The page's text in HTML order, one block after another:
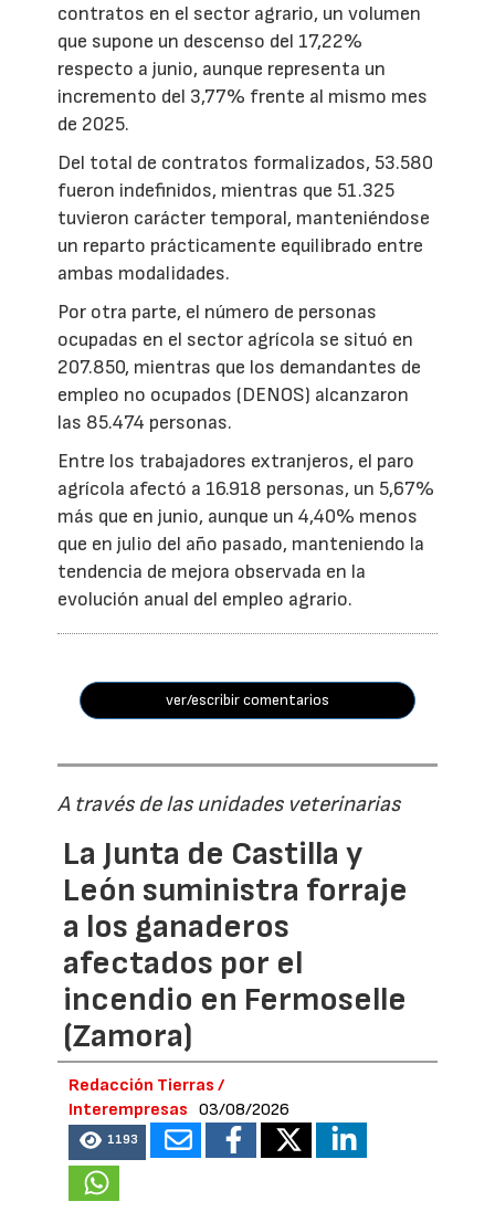
contratos en el sector agrario, un volumen
que supone un descenso del 17,22%
respecto a junio, aunque representa un
incremento del 3,77% frente al mismo mes
de 2025.
Del total de contratos formalizados, 53.580
fueron indefinidos, mientras que 51.325
tuvieron carácter temporal, manteniéndose
un reparto prácticamente equilibrado entre
ambas modalidades.
Por otra parte, el número de personas
ocupadas en el sector agrícola se situó en
207.850, mientras que los demandantes de
empleo no ocupados (DENOS) alcanzaron
las 85.474 personas.
Entre los trabajadores extranjeros, el paro
agrícola afectó a 16.918 personas, un 5,67%
más que en junio, aunque un 4,40% menos
que en julio del año pasado, manteniendo la
tendencia de mejora observada en la
evolución anual del empleo agrario.
ver/escribir comentarios
A través de las unidades veterinarias
La Junta de Castilla y
León suministra forraje
a los ganaderos
afectados por el
incendio en Fermoselle
(Zamora)
Redacción Tierras /
Interempresas
03/08/2026
1193